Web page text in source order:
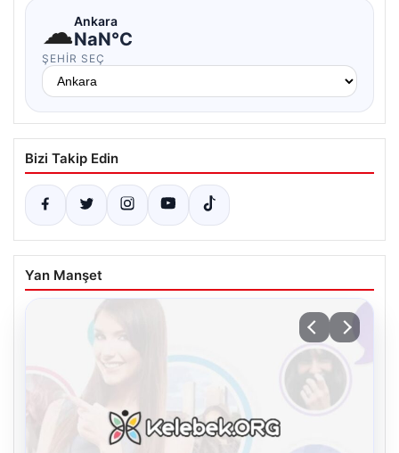
☁Ankara
NaN°C
ŞEHIR SEÇ
Bizi Takip Edin
Yan Manşet